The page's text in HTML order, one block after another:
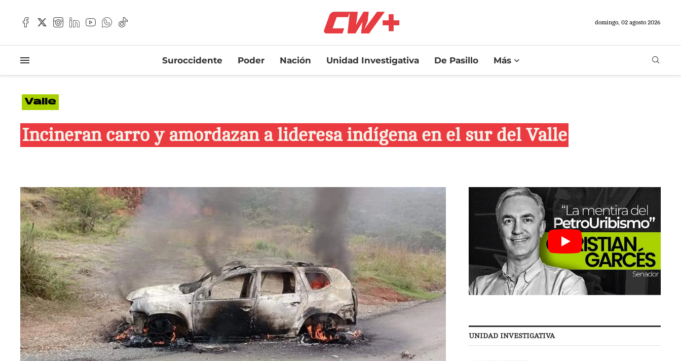
domingo, 02 agosto 2026
Suroccidente Poder Nación Unidad Investigativa De Pasillo Más
Valle
Incineran carro y amordazan a lideresa indígena en el sur del Valle
UNIDAD INVESTIGATIVA